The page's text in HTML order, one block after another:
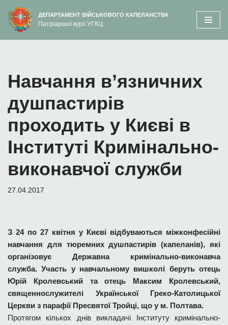
вмісту
Перейти
до
ДЕПАРТАМЕНТ ВІЙСЬКОВОГО КАПЕЛАНСТВА
Патріаршої курії УГКЦ
Навчання в’язничних
душпастирів
проходить у Києві в
Інституті Кримінально-
виконавчої служби
27.04.2017
З 24 по 27 квітня у Києві відбуваються міжконфесійні
навчання для тюремних душпастирів (капеланів), які
організовує Державна кримінально-виконавча
служба. Участь у навчальному вишколі беруть отець
Юрій Кролевський та отець Максим Кролевський,
священнослужителі Української Греко-Католицької
Церкви з парафії Пресвятої Тройці, що у м. Полтава.
Протягом кількох днів викладачі Інституту кримінально-